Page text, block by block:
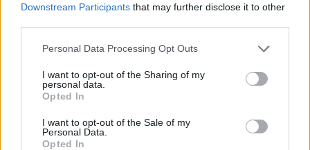
Downstream Participants that may further disclose it to other
Please note that this website/app uses one or more Google
not limited to your visit or usage behaviour. You may click to
grant or deny consent to Google and its third-party tags to
use your data for below specified purposes in below Google
consent section.
Personal Data Processing Opt Outs
I want to opt-out of the Sharing of my
personal data.
Opted In
I want to opt-out of the Sale of my
Personal Data.
Opted In